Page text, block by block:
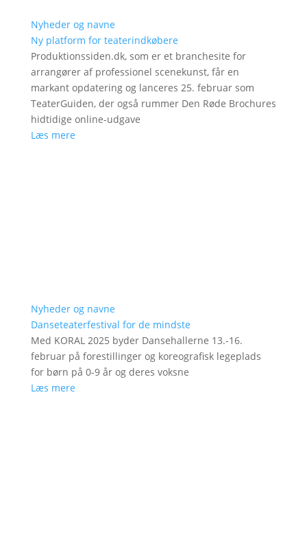
Nyheder og navne
Ny platform for teaterindkøbere
Produktionssiden.dk, som er et branchesite for
arrangører af professionel scenekunst, får en
markant opdatering og lanceres 25. februar som
TeaterGuiden, der også rummer Den Røde Brochures
hidtidige online-udgave
Læs mere
Nyheder og navne
Danseteaterfestival for de mindste
Med KORAL 2025 byder Dansehallerne 13.-16.
februar på forestillinger og koreografisk legeplads
for børn på 0-9 år og deres voksne
Læs mere